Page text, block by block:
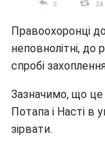
Правоохоронці
неповнолітні, до
спробі
Зазначимо, що
Потапа і Насті в
зірвати.